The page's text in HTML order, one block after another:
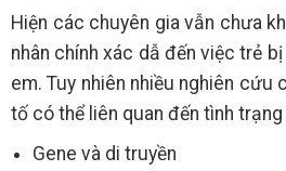
Hiện các chuyên gia vẫn chưa
nhân chính xác dẫ đến việc trẻ
em. Tuy nhiên nhiều nghiên cứu
tố có thể liên quan đến tình trạng
Gene và di truyền